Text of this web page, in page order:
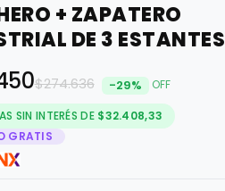
+ ZAPATERO
DE 3 ESTANTES
$274.636 -29% OFF
SIN INTERÉS DE $32.408,33
GRATIS